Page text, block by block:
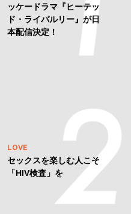
ッケードラマ『ヒーテッ
ド・ライバルリー』が日
本配信決定！
LOVE
セックスを楽しむ人こそ
「HIV検査」を